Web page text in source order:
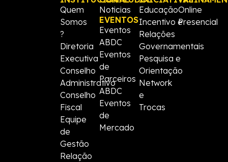
Quem
Somos
?
Diretoria
Executiva
Conselho
Administrativo
Conselho
Fiscal
Equipe
de
Gestão
Relação
Noticias
EVENTOS
Eventos
ABDC
Eventos
de
Parceiros
ABDC
Eventos
de
Mercado
Educação
Incentivo e
Relações
Governamentais
Pesquisa e
Orientação
Network
e
Trocas
Online
Presencial